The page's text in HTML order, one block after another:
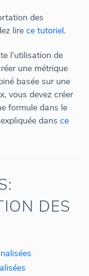
des
lire ce tutoriel.
l'utilisation de
une métrique
basée sur une
vous devez créer
formule dans le
dans ce
DES